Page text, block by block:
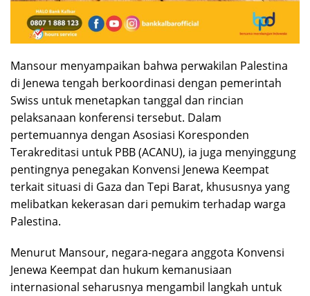
Mansour menyampaikan bahwa perwakilan Palestina
di Jenewa tengah berkoordinasi dengan pemerintah
Swiss untuk menetapkan tanggal dan rincian
pelaksanaan konferensi tersebut. Dalam
pertemuannya dengan Asosiasi Koresponden
Terakreditasi untuk PBB (ACANU), ia juga menyinggung
pentingnya penegakan Konvensi Jenewa Keempat
terkait situasi di Gaza dan Tepi Barat, khususnya yang
melibatkan kekerasan dari pemukim terhadap warga
Palestina.
Menurut Mansour, negara-negara anggota Konvensi
Jenewa Keempat dan hukum kemanusiaan
internasional seharusnya mengambil langkah untuk